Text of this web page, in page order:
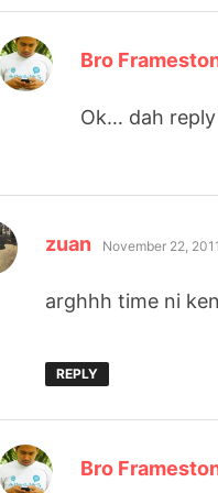
Bro
Ok… dah reply
zuan says:
November 22,
arghhh time ni
REPLY
Bro